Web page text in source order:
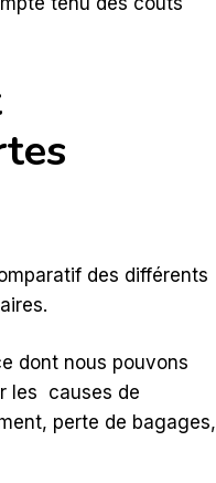
des différents
dont nous pouvons
les causes de
perte de bagages,